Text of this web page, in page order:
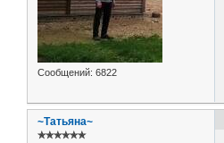
Сообщений: 6822
~Татьяна~
✯✯✯✯✯✯